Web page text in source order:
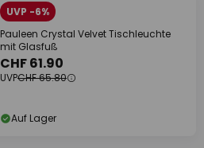
UVP -6%
Pauleen Crystal Velvet Tischleuchte
mit Glasfuß
CHF 61.90
UVPCHF 65.80
Auf Lager